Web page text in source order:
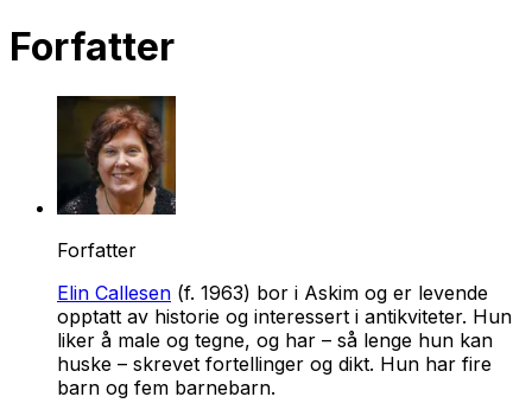
Forfatter
Forfatter
Elin Callesen (f. 1963) bor i Askim og er levende
opptatt av historie og interessert i antikviteter. Hun
liker å male og tegne, og har – så lenge hun kan
huske – skrevet fortellinger og dikt. Hun har fire
barn og fem barnebarn.